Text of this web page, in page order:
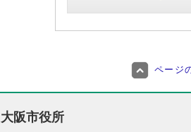
ページ
大阪市役所